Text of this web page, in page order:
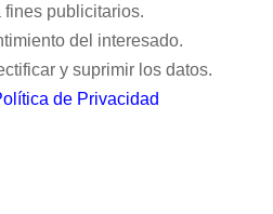
fines publicitarios.
del interesado.
y suprimir los datos.
de Privacidad